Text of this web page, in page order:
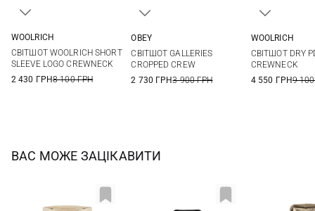
WOOLRICH
СВІТШОТ WOOLRICH SHORT
SLEEVE LOGO CREWNECK
2 430 ГРН8 100 ГРН
OBEY
СВІТШОТ GALLERIES
CROPPED CREW
2 730 ГРН3 900 ГРН
WOOLRICH
СВІТШОТ DRY
CREWNECK
4 550 ГРН9
ВАС МОЖЕ ЗАЦІКАВИТИ